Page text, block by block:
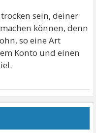
sein, deiner
können, denn
so eine Art
Konto und einen